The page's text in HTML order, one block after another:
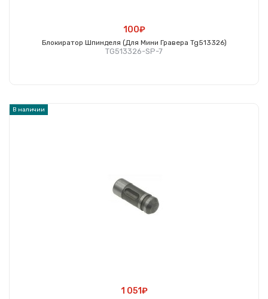
100₽
Блокиратор Шпинделя (для Мини Гравера Tg513326)
TG513326-SP-7
В наличии
1 051₽